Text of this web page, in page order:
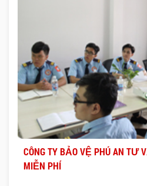
CÔNG TY BẢO VỆ PHÚ AN TƯ
MIỄN PHÍ